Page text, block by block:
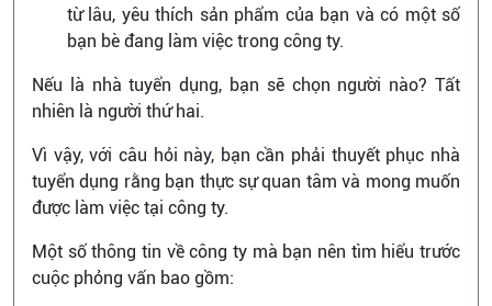
từ lâu, yêu thích sản phẩm của bạn và có một số
bạn bè đang làm việc trong công ty.
Nếu là nhà tuyển dụng, bạn sẽ chọn người nào? Tất
nhiên là người thứ hai.
Vì vậy, với câu hỏi này, bạn cần phải thuyết phục nhà
tuyển dụng rằng bạn thực sự quan tâm và mong muốn
được làm việc tại công ty.
Một số thông tin về công ty mà bạn nên tìm hiểu trước
cuộc phỏng vấn bao gồm: